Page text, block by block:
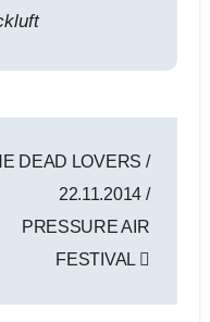
DEAD LOVERS /
22.11.2014 /
PRESSURE AIR
FESTIVAL